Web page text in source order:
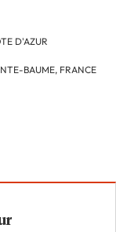
D'AZUR
BAUME, FRANCE